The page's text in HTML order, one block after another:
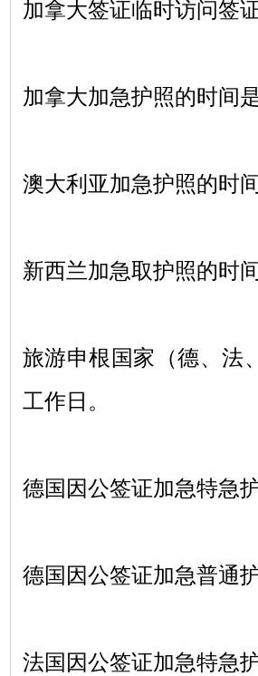
加拿大签证临时访问签
加拿大加急护照的时间是
澳大利亚加急护照的时
新西兰加急取护照的时
旅游申根国家（德、法
工作日。
德国因公签证加急特急
德国因公签证加急普通
法国因公签证加急特急